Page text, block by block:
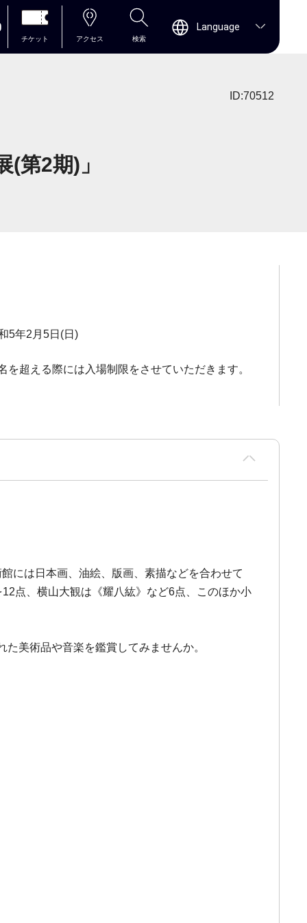
チケット アクセス 検索
Language
ID:70512
第2期)」
5年2月5日(日)
超える際には入場制限をさせていただきます。
には日本画、油絵、版画、素描などを合わせて
点、横山大観は《耀八紘》など6点、このほか小
美術品や音楽を鑑賞してみませんか。